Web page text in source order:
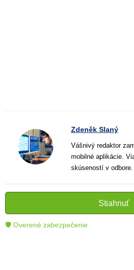
Zdeněk Slaný
Vášnivý redaktor
mobilné aplikácie.
skúseností v
informatívnych
čitateľom lepšie
technológie.
Stiahnuť
🛡 Overené zabezpečenie